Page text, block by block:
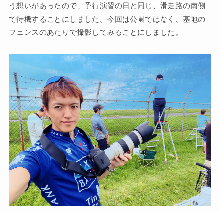
う想いがあったので、予行演習の日と同じ、滑走路の南側
で待機することにしました。今回は公園ではなく、基地の
フェンスのあたりで撮影してみることにしました。